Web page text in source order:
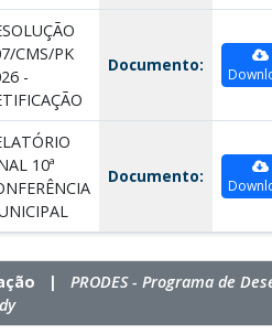
CMS/PK
-
Documento:
10ª
Documento:
| PRODES - Programa de